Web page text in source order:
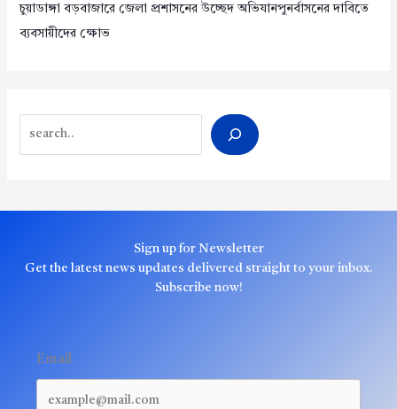
চুয়াডাঙ্গা বড়বাজারে জেলা প্রশাসনের উচ্ছেদ অভিযানপুনর্বাসনের দাবিতে
ব্যবসায়ীদের ক্ষোভ
Sign up for Newsletter
Get the latest news updates delivered straight to your inbox.
Subscribe now!
Email